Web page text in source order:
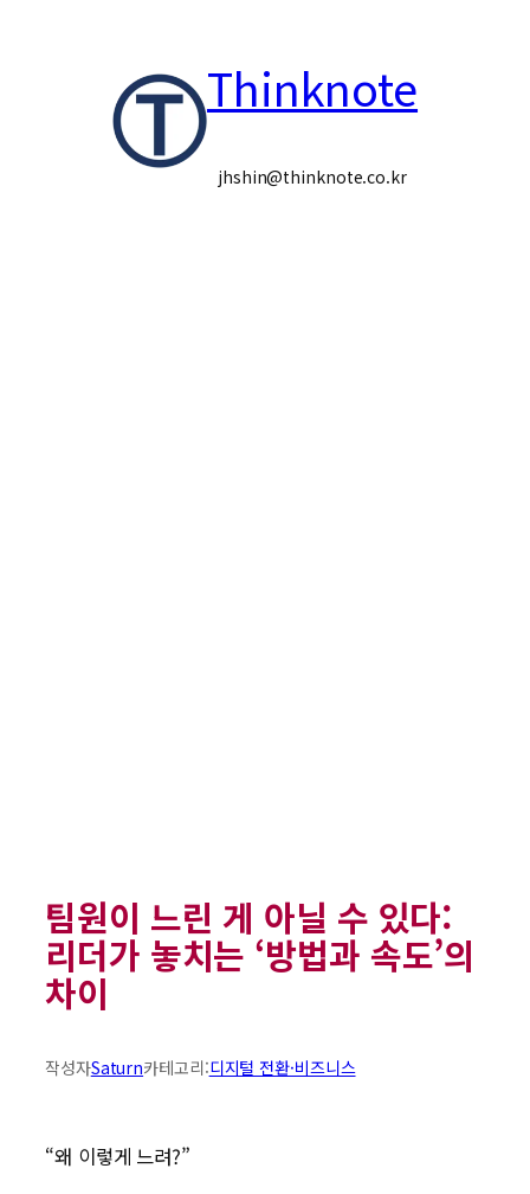
Thinknote
jhshin@thinknote.co.kr
팀원이 느린 게 아닐 수 있다:
리더가 놓치는 ‘방법과 속도’의
차이
작성자Saturn카테고리:디지털 전환·비즈니스
“왜 이렇게 느려?”